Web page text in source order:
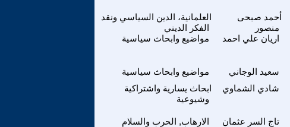
العلمانية، الدين السياسي ونقد
الفكر الديني
أحمد صبحى
منصور
مواضيع وابحاث سياسية اريان علي احمد
مواضيع وابحاث سياسية سعيد الوجاني
ابحاث يسارية واشتراكية
وشيوعية
شادي الشماوي
الارهاب, الحرب والسلام تاج السر عثمان